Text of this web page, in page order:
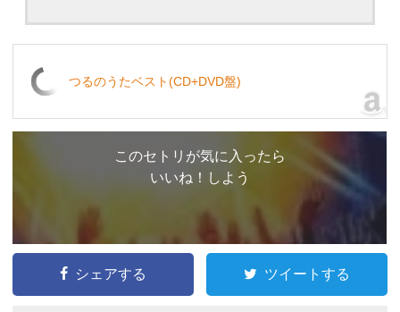
つるのうたベスト(CD+DVD盤)
このセトリが気に入ったら
いいね！しよう
シェアする ツイートする